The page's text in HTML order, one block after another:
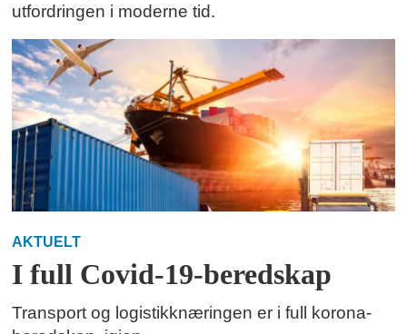
utfordringen i moderne tid.
AKTUELT
I full Covid-19-beredskap
Transport og logistikknæringen er i full korona-